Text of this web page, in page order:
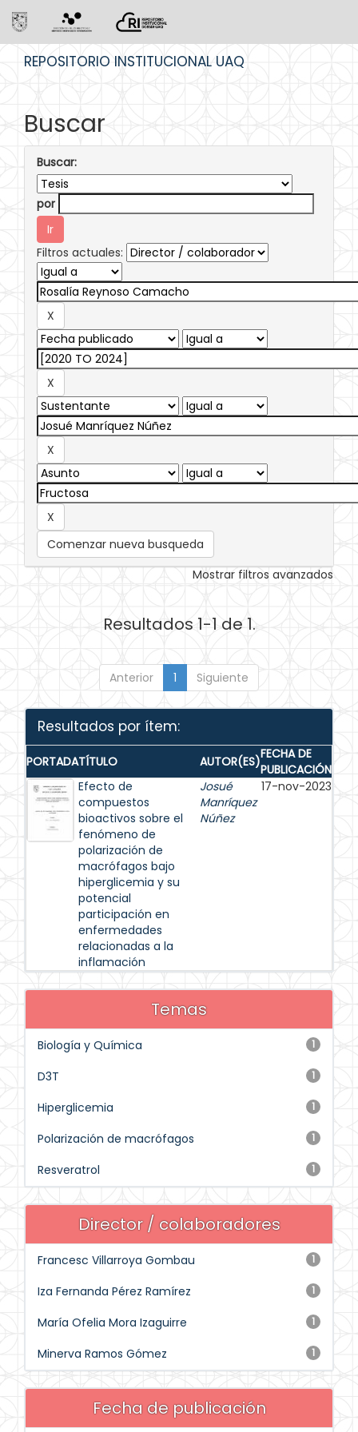
REPOSITORIO INSTITUCIONAL UAQ
Buscar
Buscar:
por
Filtros actuales:
Comenzar nueva busqueda
Mostrar filtros avanzados
Resultados 1-1 de 1.
Anterior 1 Siguiente
Resultados por ítem:
PORTADATÍTULO AUTOR(ES)FECHA DE
PUBLICACIÓN
Efecto de
compuestos
bioactivos sobre el
fenómeno de
polarización de
macrófagos bajo
hiperglicemia y su
potencial
participación en
enfermedades
relacionadas a la
inflamación
Josué
Manríquez
Núñez
17-nov-2023
Temas
1
Biología y Química
1
D3T
1
Hiperglicemia
1
Polarización de macrófagos
1
Resveratrol
Director / colaboradores
1
Francesc Villarroya Gombau
1
Iza Fernanda Pérez Ramírez
1
María Ofelia Mora Izaguirre
1
Minerva Ramos Gómez
Fecha de publicación